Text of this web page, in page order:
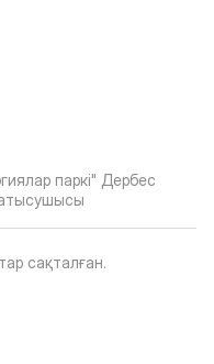
паркі" Дербес
сақталған.